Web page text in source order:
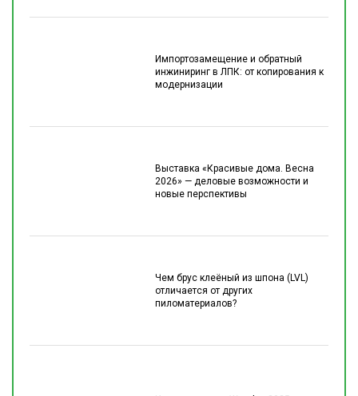
Импортозамещение и обратный
инжиниринг в ЛПК: от копирования к
модернизации
Выставка «Красивые дома. Весна
2026» — деловые возможности и
новые перспективы
Чем брус клеёный из шпона (LVL)
отличается от других
пиломатериалов?